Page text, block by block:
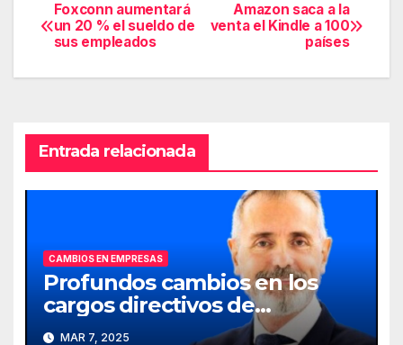
Navegación
de
Amazon saca a la
venta el Kindle a 100
países
Foxconn aumentará
un 20 % el sueldo de
sus empleados
Entrada relacionada
CAMBIOS EN EMPRESAS
Profundos cambios en los
cargos directivos de
Telefónica
MAR 7, 2025